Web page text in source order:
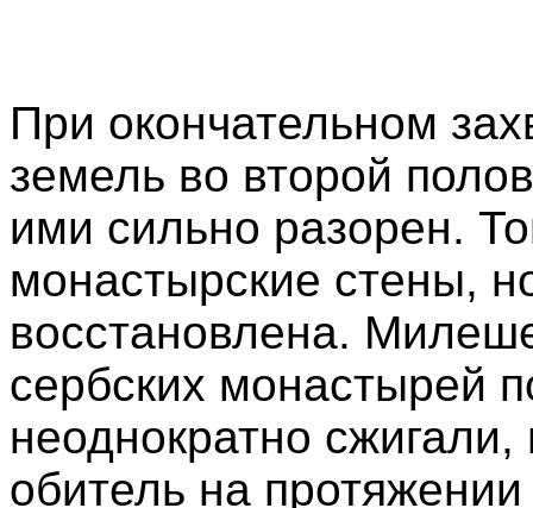
При окончательном
земель во второй
ими сильно разорен.
монастырские стены,
восстановлена.
сербских монастырей
неоднократно
обитель на